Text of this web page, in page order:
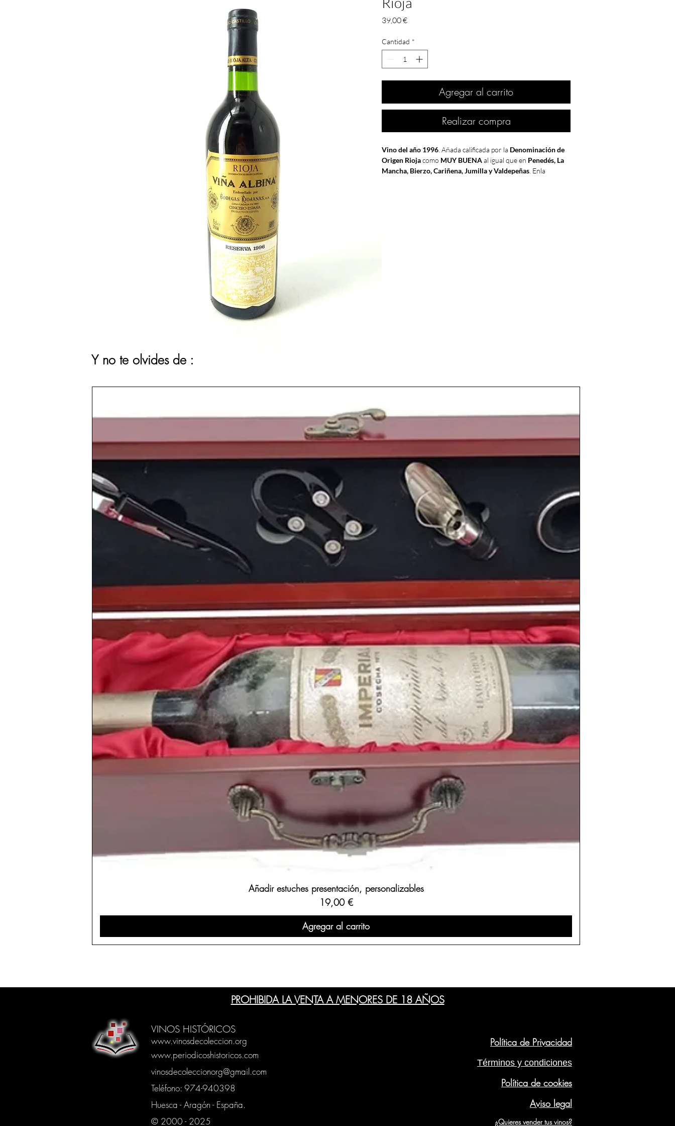
39,00 €Precio
Cantidad *
Agregar al carrito
Realizar compra
Vino del año 1996 . Añada calificada por la Denominación de
Origen Riojacomo MUY BUENAal igual que en Penedés, La
Mancha, Bierzo, Cariñena, Jumilla y Valdepeñas . Enla
el
veíamos expectantes losJuegos Olimpicos de Atlanta.
fue es elaño de nacimiento
conoces como el actor británico
argentinoDuki, la actriz estadounidense
, la modelo
Bella Hadid, el futbolista español Marco Asensio , el raperoLil
, el actor estadounidenseNoah Centineo
o el futbolista
Lucas Hernández.
En nuestra tienda puedes comprar vinos antiguos
año 1996
Y no te olvides de :
Añadir estuches presentación, personalizables
Precio
19,00 €
Agregar al carrito
PROHIBIDA LA VENTA A MENORES DE 18 AÑOS
VINOS HISTÓRICOS
www.vinosdecoleccion.org
www.periodicoshistoricos.com
vinosdecoleccionorg@gmail.com
Teléfono: 974-940398
Huesca - Aragón - España.
© 2000 - 2025
Política de Privacidad
Términos y condiciones
Política de cookies
Aviso legal
¿Quieres vender tus vinos?